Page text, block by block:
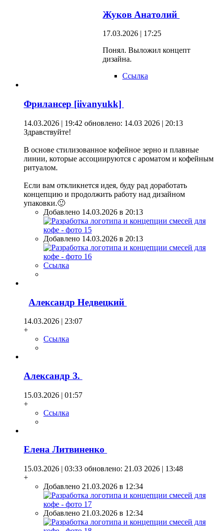
Жуков Анатолий
17.03.2026 | 17:25
Понял. Выложил концепт
дизайна.
Ссылка
Фрилансер [iivanyukk]
14.03.2026 | 19:42 обновлено: 14.03 2026 | 20:13
Здравствуйте!
В основе стилизованное кофейное зерно и плавные
линии, которые ассоциируются с ароматом и кофейным
ритуалом.
Если вам откликнется идея, буду рад доработать
концепцию и продолжить работу над дизайном
упаковки.🙂
Добавлено 14.03.2026 в 20:13
Добавлено 14.03.2026 в 20:13
Ссылка
Александр Недвецкий
14.03.2026 | 23:07
+
Ссылка
Александр З.
15.03.2026 | 01:57
+
Ссылка
Елена Литвиненко
15.03.2026 | 03:33 обновлено: 21.03 2026 | 13:48
+
Добавлено 21.03.2026 в 12:34
Добавлено 21.03.2026 в 12:34